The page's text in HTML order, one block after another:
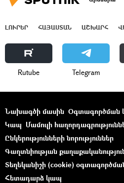
ԼՈՒՐԵՐ ՀԱՅԱՍՏԱՆ ԱՇԽԱՐՀ
Rutube Telegram
Նախագծի մասին Օգտագործման
Կապ Մամուլի
Ընկերությունների նորություններ
Գաղտնիության
Տեղեկանիշի (cookie)
Հետադարձ կապ